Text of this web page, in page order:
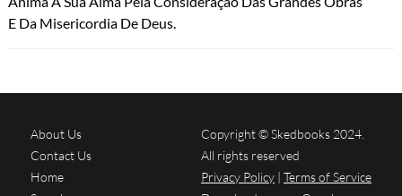
E Da Misericordia De Deus.
About Us
Contact Us
Home
Copyright © Skedbooks 2024.
All rights reserved
Privacy Policy | Terms of Service